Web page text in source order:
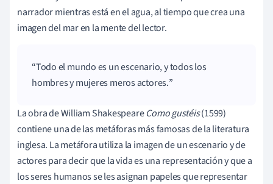
narrador mientras está en el agua, al tiempo que crea una
imagen del mar en la mente del lector.
Todo el mundo es un escenario, y todos los
hombres y mujeres meros actores.
La obra de William ShakespeareComo gustéis(1599)
contiene una de las metáforas más famosas de la literatura
inglesa. La metáfora utiliza la imagen de un escenario y de
actores para decir que la vida es una representación y que a
los seres humanos se les asignan papeles que representar